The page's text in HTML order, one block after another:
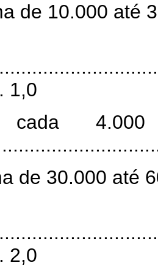
de 10.000 até
1,0
cada
de 30.000 até
2,0